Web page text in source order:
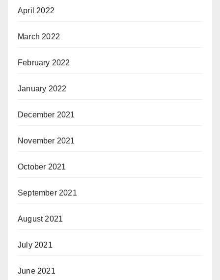
April 2022
March 2022
February 2022
January 2022
December 2021
November 2021
October 2021
September 2021
August 2021
July 2021
June 2021